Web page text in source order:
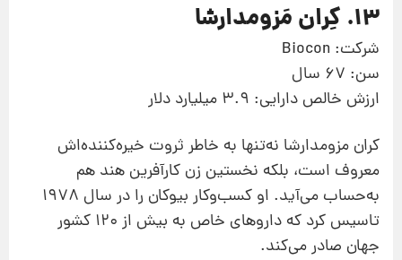
13. کِران مَزومدارشا
شرکت: Biocon
سن: 67 سال
ارزش خالص دارایی: 3.9 میلیارد دلار
کران مزومدارشا نه‌تنها به خاطر ثروت خیره‌کننده‌اش
معروف است، بلکه نخستین زن کارآفرین هند هم
به‌حساب می‌آید. او کسب‌وکار بیوکان را در سال 1978
تاسیس کرد که داروهای خاص به بیش از 120 کشور
جهان صادر می‌کند.